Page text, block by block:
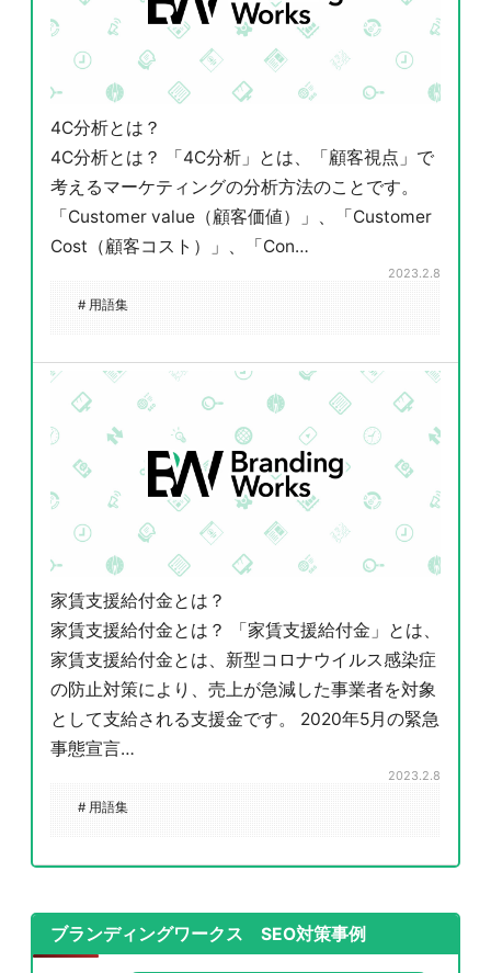
4C分析とは？
4C分析とは？ 「4C分析」とは、「顧客視点」で
考えるマーケティングの分析方法のことです。
「Customer value（顧客価値）」、「Customer
Cost（顧客コスト）」、「Con…
2023.2.8
# 用語集
家賃支援給付金とは？
家賃支援給付金とは？ 「家賃支援給付金」とは、
家賃支援給付金とは、新型コロナウイルス感染症
の防止対策により、売上が急減した事業者を対象
として支給される支援金です。 2020年5月の緊急
事態宣言…
2023.2.8
# 用語集
ブランディングワークス SEO対策事例